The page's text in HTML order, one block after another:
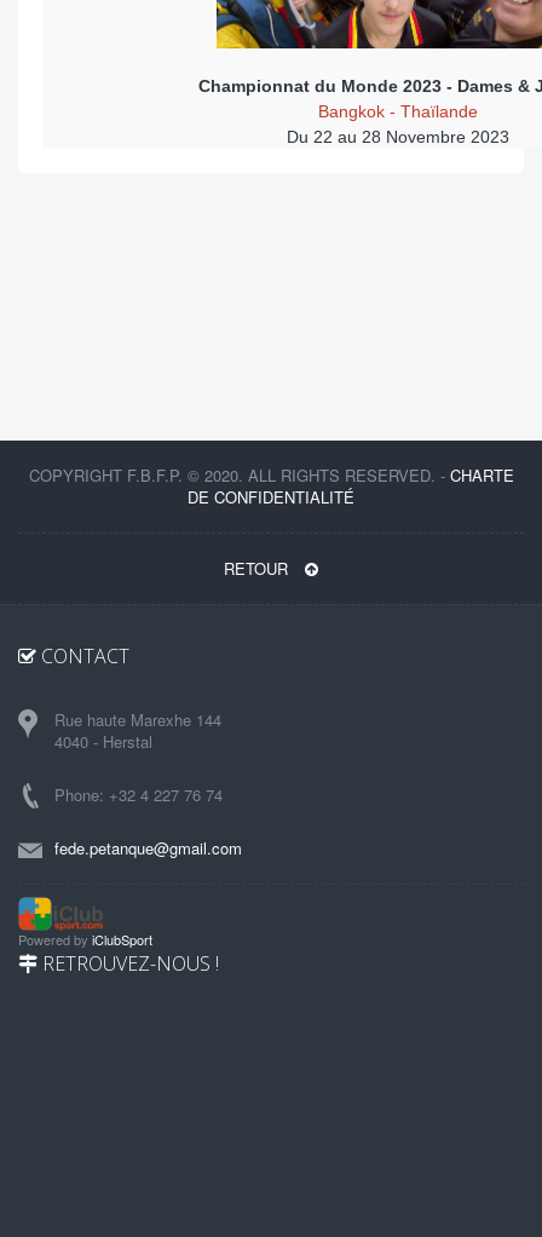
Championnat du Monde 2023 - Dames &
Bangkok - Thaïlande
Du 22 au 28 Novembre 2023
COPYRIGHT F.B.F.P. © 2020. ALL RIGHTS RESERVED. - CHARTE
DE CONFIDENTIALITÉ
RETOUR
CONTACT
Rue haute Marexhe 144
4040 - Herstal
Phone: +32 4 227 76 74
fede.petanque@gmail.com
Powered by iClubSport
RETROUVEZ-NOUS !